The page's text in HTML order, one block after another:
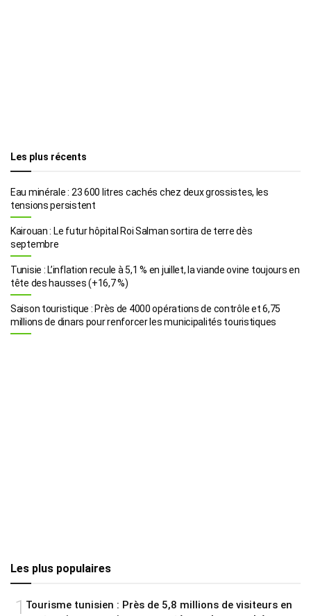
Les plus récents
Eau minérale : 23 600 litres cachés chez deux grossistes, les
tensions persistent
Kairouan : Le futur hôpital Roi Salman sortira de terre dès
septembre
Tunisie : L’inflation recule à 5,1 % en juillet, la viande ovine toujours en
tête des hausses (+16,7 %)
Saison touristique : Près de 4000 opérations de contrôle et 6,75
millions de dinars pour renforcer les municipalités touristiques
Les plus populaires
1 Tourisme tunisien : Près de 5,8 millions de visiteurs en